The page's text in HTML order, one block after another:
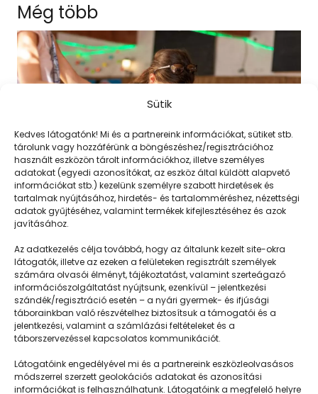
Sütik
Kedves látogatónk! Mi és a partnereink információkat, sütiket stb.
tárolunk vagy hozzáférünk a böngészéshez/regisztrációhoz
használt eszközön tárolt információkhoz, illetve személyes
adatokat (egyedi azonosítókat, az eszköz által küldött alapvető
információkat stb.) kezelünk személyre szabott hirdetések és
tartalmak nyújtásához, hirdetés- és tartalomméréshez, nézettségi
adatok gyűjtéséhez, valamint termékek kifejlesztéséhez és azok
javításához.
Az adatkezelés célja továbbá, hogy az általunk kezelt site-okra
látogatók, illetve az ezeken a felületeken regisztrált személyek
számára olvasói élményt, tájékoztatást, valamint szerteágazó
információszolgáltatást nyújtsunk, ezenkívül – jelentkezési
szándék/regisztráció esetén – a nyári gyermek- és ifjúsági
táborainkban való részvételhez biztosítsuk a támogatói és a
jelentkezési, valamint a számlázási feltételeket és a
táborszervezéssel kapcsolatos kommunikációt.
Látogatóink engedélyével mi és a partnereink eszközleolvasásos
módszerrel szerzett geolokációs adatokat és azonosítási
információkat is felhasználhatunk. Látogatóink a megfelelő helyre
Még több
Gipszöntés otthon (II)